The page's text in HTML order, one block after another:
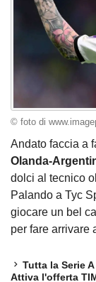
© foto di
Andato faccia a
Olanda-
dolci al tecnico
Palando a Tyc
giocare un bel
per fare arrivare
Tutta la Serie
Attiva l'offerta